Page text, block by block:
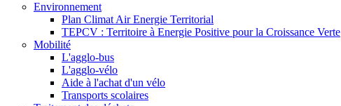
Environnement
Plan Climat Air Energie Territorial
TEPCV : Territoire à Energie Positive pour la Croissance Verte
Mobilité
L'agglo-bus
L'agglo-vélo
Aide à l'achat d'un vélo
Transports scolaires